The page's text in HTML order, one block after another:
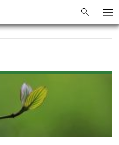
sök
sök